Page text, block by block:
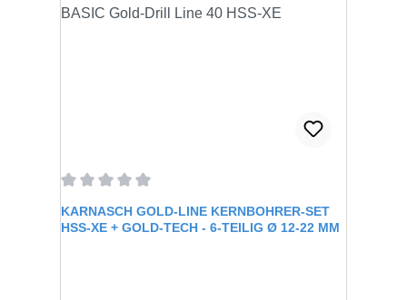
KARNASCH GOLD-LINE KERNBOHRER-SET
HSS-XE + GOLD-TECH - 6-TEILIG Ø 12-22 MM